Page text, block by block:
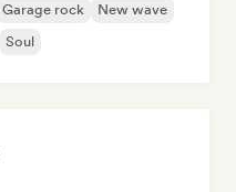
Garage rock
New wave
Soul